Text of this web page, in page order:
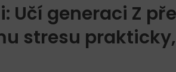
Učí generaci Z
stresu